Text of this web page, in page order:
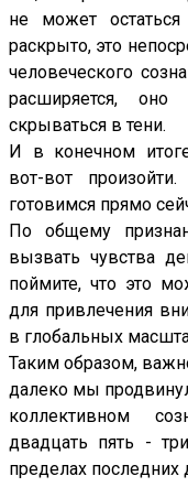
не может
раскрыто, это
человеческого
расширяется,
скрываться в тени.
И в конечном
вот-вот
готовимся прямо
По общему
вызвать чувства
поймите, что это
для привлечения
в глобальных
Таким образом,
далеко мы
коллективном
двадцать пять -
пределах последних